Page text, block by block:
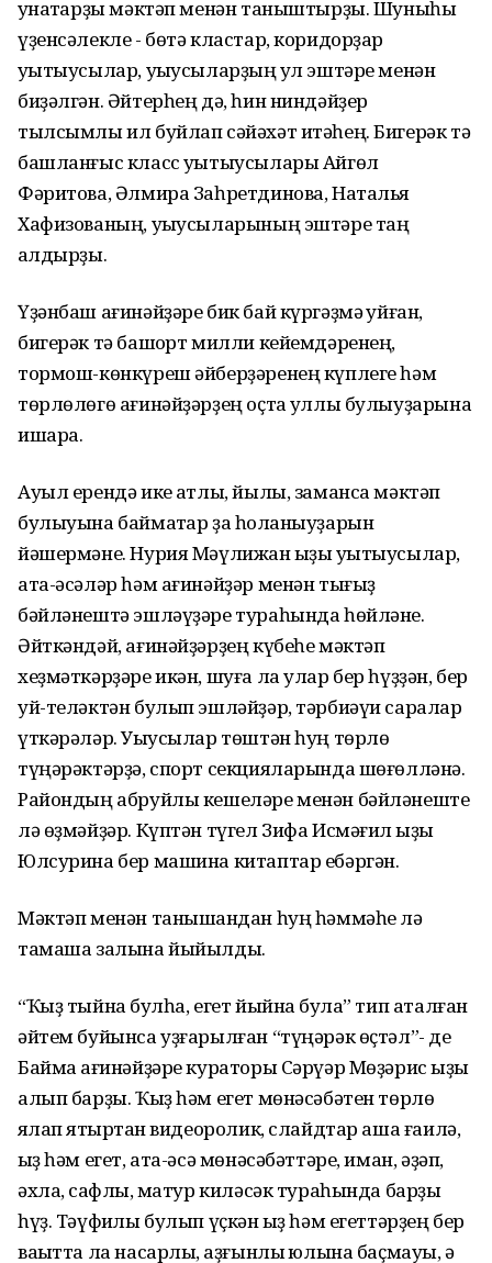
ҡунаҡтарҙы мәктәп менән таныштырҙы. Шуныһы
үҙенсәлекле - бөтә кластар, коридорҙар
уҡытыусылар, уҡыусыларҙың ҡул эштәре менән
биҙәлгән. Әйтерһең дә, һин ниндәйҙер
тылсымлы ил буйлап сәйәхәт итәһең. Бигерәк тә
башланғыс класс уҡытыусылары Айгөл
Фәритова, Әлмира Заһретдинова, Наталья
Хафизованың, уҡыусыларының эштәре таң
ҡалдырҙы.
Үҙәнбаш ағинәйҙәре бик бай күргәҙмә ҡуйған,
бигерәк тә башҡорт милли кейемдәренең,
тормош-көнкүреш әйберҙәренең күплеге һәм
төрлөлөгө ағинәйҙәрҙең оҫта ҡуллы булыуҙарына
ишара.
Ауыл ерендә ике ҡатлы, йылы, заманса мәктәп
булыуына баймаҡтар ҙа һоҡланыуҙарын
йәшермәне. Нурия Мәүлижан ҡыҙы уҡытыусылар,
ата-әсәләр һәм ағинәйҙәр менән тығыҙ
бәйләнештә эшләүҙәре тураһында һөйләне.
Әйткәндәй, ағинәйҙәрҙең күбеһе мәктәп
хеҙмәткәрҙәре икән, шуға ла улар бер һүҙҙән, бер
уй-теләктән булып эшләйҙәр, тәрбиәүи саралар
үткәрәләр. Уҡыусылар төштән һуң төрлө
түңәрәктәрҙә, спорт секцияларында шөғөлләнә.
Райондың абруйлы кешеләре менән бәйләнеште
лә өҙмәйҙәр. Күптән түгел Зифа Исмәғил ҡыҙы
Юлсурина бер машина китаптар ебәргән.
Мәктәп менән танышҡандан һуң һәммәһе лә
тамаша залына йыйылды.
“Ҡыҙ тыйнаҡ булһа, егет йыйнаҡ була” тип аталған
әйтем буйынса уҙғарылған “түңәрәк өҫтәл”- де
Баймаҡ ағинәйҙәре кураторы Сәрүәр Мөҙәрис ҡыҙы
алып барҙы. Ҡыҙ һәм егет мөнәсәбәтен төрлө
яҡлап яҡтыртҡан видеоролик, слайдтар аша ғаилә,
ҡыҙ һәм егет, ата-әсә мөнәсәбәттәре, иман, әҙәп,
әхлаҡ, сафлыҡ, матур киләсәк тураһында барҙы
һүҙ. Тәүфиҡлы булып үҫкән ҡыҙ һәм егеттәрҙең бер
ваҡытта ла насарлыҡ, аҙғынлыҡ юлына баҫмауы, ә